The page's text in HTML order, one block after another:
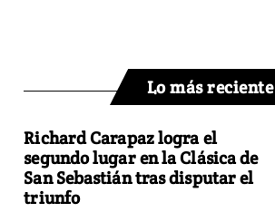
Lo más reciente
Richard Carapaz logra el
segundo lugar en la Clásica de
San Sebastián tras disputar el
triunfo